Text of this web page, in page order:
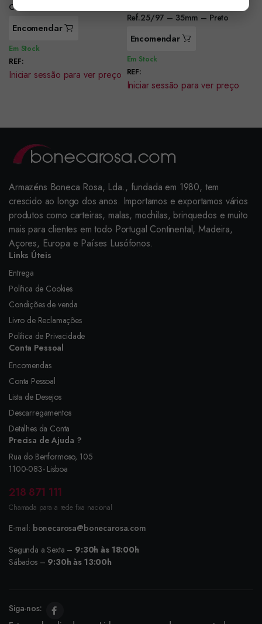
Carteira em Pele Ref.D5150
Encomendar
Em Stock
REF:
Iniciar sessão para ver preço
Ref.25/97 – 35mm – Preto
Encomendar
Em Stock
REF:
Iniciar sessão para ver preço
Armazéns Boneca Rosa, Lda., fundada em 1980, tem
crescido ao longo dos anos. Importamos e exportamos vários
produtos como carteiras, malas, mochilas, brinquedos e muito
mais para clientes em todo Portugal Continental, Madeira,
Açores, Europa e Países Lusófonos.
Links Úteis
Entrega
Política de Cookies
Condições de venda
Livro de Reclamações
Política de Privacidade
Conta Pessoal
Encomendas
Conta Pessoal
Lista de Desejos
Descarregamentos
Detalhes da Conta
Precisa de Ajuda ?
Rua do Benformoso, 105
1100-083- Lisboa
218 871 111
Chamada para a rede fixa nacional
E-mail: bonecarosa@bonecarosa.com
Segunda a Sexta – 9:30h às 18:00h
Sábados – 9:30h às 13:00h
Siga-nos: